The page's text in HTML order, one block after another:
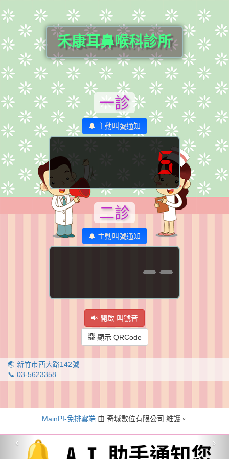
禾康耳鼻喉科診所
一診
🔔 主動叫號通知
5
二診
🔔 主動叫號通知
--
開啟 叫號音
顯示 QRCode
🌏 新竹市西大路142號
📞 03-5623358
‹ ›
MainPI-免排雲端由 奇城數位有限公司 維護。